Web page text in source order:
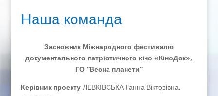
Наша команда
Засновник Міжнародного фестивалю
документального патріотичного кіно «КіноДок»,
ГО “Весна планети”
Керівник проекту ЛЕВКІВСЬКА Ганна Вікторівна,